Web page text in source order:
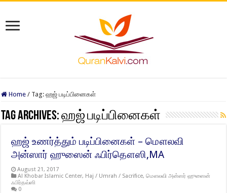
Home / Tag:ஹஜ் படிப்பினைகள்
Tag Archives:ஹஜ் படிப்பினைகள்
ஹஜ் உணர்த்தும் படிப்பினைகள் – மௌலவி
அன்ஸார் ஹுஸைன் ஃபிர்தௌஸி,MA
August 21, 2017
Al Khobar Islamic Center, Haj / Umrah / Sacrifice,மௌலவி அன்ஸர் ஹுஸைன்
ஃபிர்தவ்ஸி
0